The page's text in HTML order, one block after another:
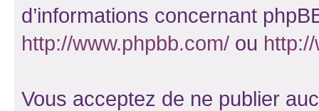
d’informations concernant
http://www.phpbb.com/ ou
Vous acceptez de ne publier